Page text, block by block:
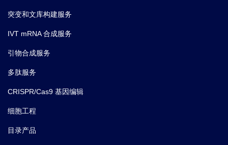
突变和文库构建服务
IVT mRNA 合成服务
引物合成服务
多肽服务
CRISPR/Cas9 基因编辑
细胞工程
目录产品